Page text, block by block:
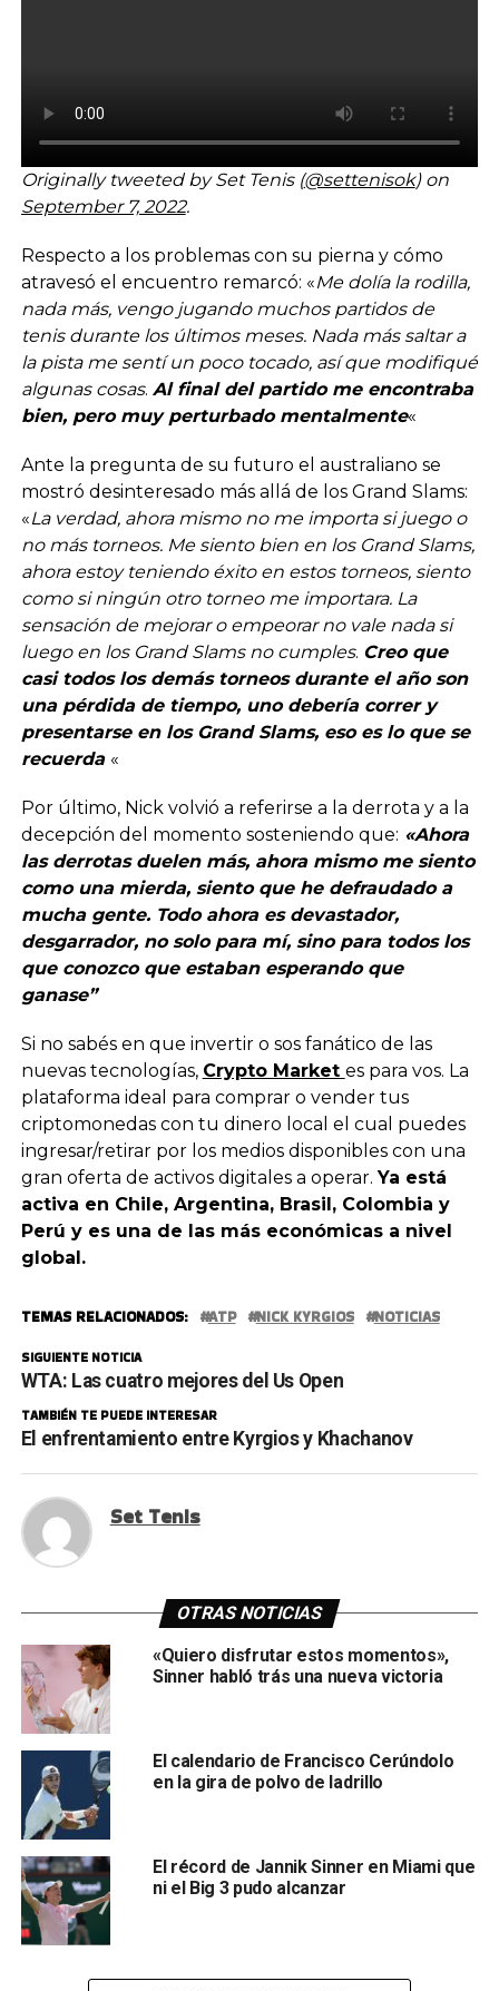
Originally tweeted by Set Tenis (@settenisok) on
September 7, 2022.
Respecto a los problemas con su pierna y cómo
atravesó el encuentro remarcó: «Me dolía la rodilla,
nada más, vengo jugando muchos partidos de
tenis durante los últimos meses. Nada más saltar a
la pista me sentí un poco tocado, así que modifiqué
algunas cosas. Al final del partido me encontraba
bien, pero muy perturbado mentalmente«
Ante la pregunta de su futuro el australiano se
mostró desinteresado más allá de los Grand Slams:
«La verdad, ahora mismo no me importa si juego o
no más torneos. Me siento bien en los Grand Slams,
ahora estoy teniendo éxito en estos torneos, siento
como si ningún otro torneo me importara. La
sensación de mejorar o empeorar no vale nada si
luego en los Grand Slams no cumples. Creo que
casi todos los demás torneos durante el año son
una pérdida de tiempo, uno debería correr y
presentarse en los Grand Slams, eso es lo que se
recuerda «
Por último, Nick volvió a referirse a la derrota y a la
decepción del momento sosteniendo que: «Ahora
las derrotas duelen más, ahora mismo me siento
como una mierda, siento que he defraudado a
mucha gente. Todo ahora es devastador,
desgarrador, no solo para mí, sino para todos los
que conozco que estaban esperando que
ganase”
Si no sabés en que invertir o sos fanático de las
nuevas tecnologías, Crypto Market es para vos. La
plataforma ideal para comprar o vender tus
criptomonedas con tu dinero local el cual puedes
ingresar/retirar por los medios disponibles con una
gran oferta de activos digitales a operar.Ya está
activa en Chile, Argentina, Brasil, Colombia y
Perú y es una de las más económicas a nivel
global.
TEMAS RELACIONADOS: ATP NICK KYRGIOS NOTICIAS
SIGUIENTE NOTICIA
WTA: Las cuatro mejores del Us Open
TAMBIÉN TE PUEDE INTERESAR
El enfrentamiento entre Kyrgios y Khachanov
Set Tenis
OTRAS NOTICIAS
«Quiero disfrutar estos momentos»,
Sinner habló trás una nueva victoria
El calendario de Francisco Cerúndolo
en la gira de polvo de ladrillo
El récord de Jannik Sinner en Miami que
ni el Big 3 pudo alcanzar